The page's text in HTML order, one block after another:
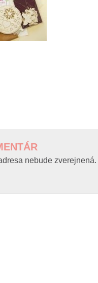
nebude zverejnená.